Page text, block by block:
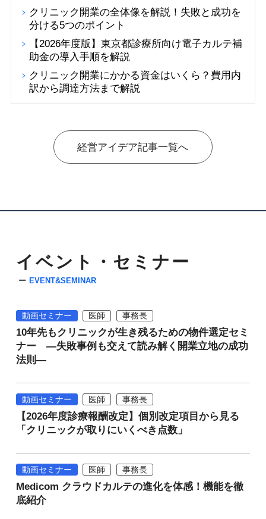
クリニック開業の全体像を解説！失敗と成功を
分ける5つのポイント
【2026年度版】東京都診療所向け電子カルテ補
助金の導入手順を解説
クリニック開業にかかる資金はいくら？費用内
訳から調達方法まで解説
経営アイデア記事一覧へ
イベント・セミナー
EVENT&SEMINAR
動画セミナー 医師 事務長
10年先もクリニックが生き残るための物件選定セミ
ナー ―失敗事例も交えて読み解く開業立地の成功
法則―
動画セミナー 医師 事務長
【2026年度診療報酬改定】個別改定項目から見る
「クリニックが取りにいくべき点数」
動画セミナー 医師 事務長
Medicom クラウドカルテの進化を体感！機能を徹
底紹介